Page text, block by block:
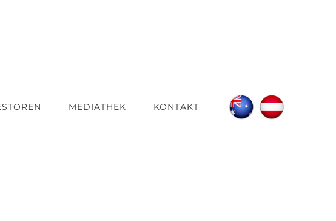
MEDIATHEK KONTAKT